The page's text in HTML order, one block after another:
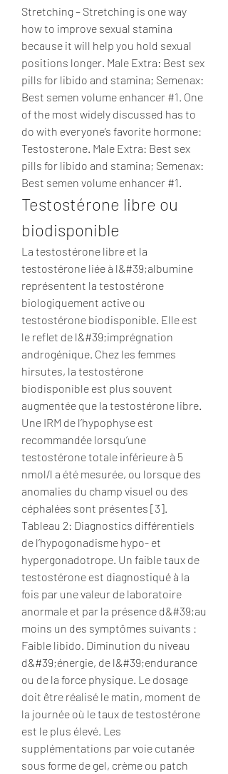
Stretching – Stretching is one way
how to improve sexual stamina
because it will help you hold sexual
positions longer. Male Extra: Best sex
pills for libido and stamina; Semenax:
Best semen volume enhancer #1. One
of the most widely discussed has to
do with everyone’s favorite hormone:
Testosterone. Male Extra: Best sex
pills for libido and stamina; Semenax:
Best semen volume enhancer #1.
Testostérone libre ou
biodisponible
La testostérone libre et la
testostérone liée à l&#39;albumine
représentent la testostérone
biologiquement active ou
testostérone biodisponible. Elle est
le reflet de l&#39;imprégnation
androgénique. Chez les femmes
hirsutes, la testostérone
biodisponible est plus souvent
augmentée que la testostérone libre.
Une IRM de l’hypophyse est
recommandée lorsqu’une
testostérone totale inférieure à 5
nmol/l a été mesurée, ou lorsque des
anomalies du champ visuel ou des
céphalées sont présentes [3].
Tableau 2: Diagnostics différentiels
de l’hypogonadisme hypo- et
hypergonadotrope. Un faible taux de
testostérone est diagnostiqué à la
fois par une valeur de laboratoire
anormale et par la présence d&#39;au
moins un des symptômes suivants :
Faible libido. Diminution du niveau
d&#39;énergie, de l&#39;endurance
ou de la force physique. Le dosage
doit être réalisé le matin, moment de
la journée où le taux de testostérone
est le plus élevé. Les
supplémentations par voie cutanée
sous forme de gel, crème ou patch